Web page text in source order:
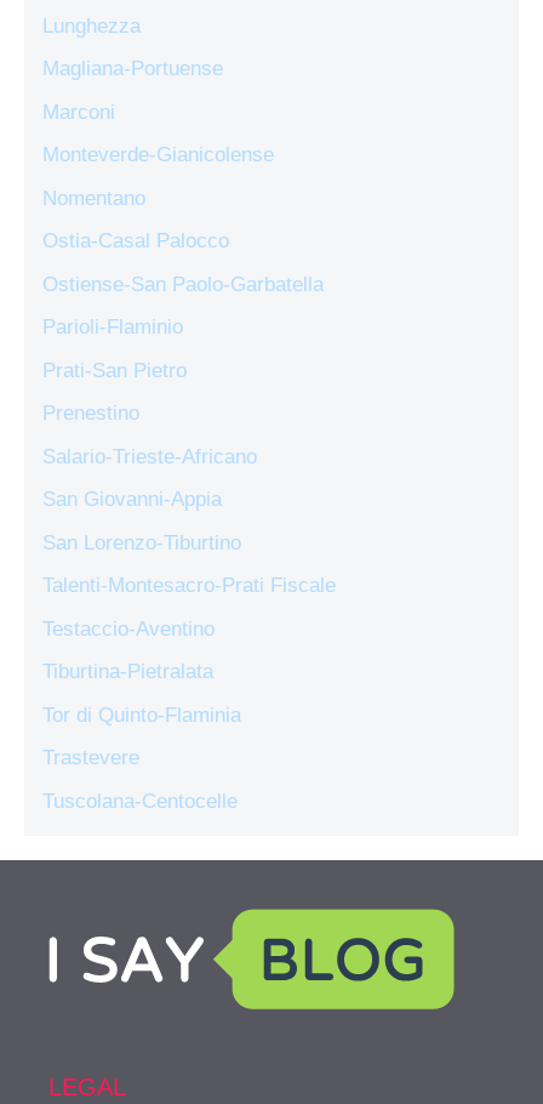
Lunghezza
Magliana-Portuense
Marconi
Monteverde-Gianicolense
Nomentano
Ostia-Casal Palocco
Ostiense-San Paolo-Garbatella
Parioli-Flaminio
Prati-San Pietro
Prenestino
Salario-Trieste-Africano
San Giovanni-Appia
San Lorenzo-Tiburtino
Talenti-Montesacro-Prati Fiscale
Testaccio-Aventino
Tiburtina-Pietralata
Tor di Quinto-Flaminia
Trastevere
Tuscolana-Centocelle
LEGAL